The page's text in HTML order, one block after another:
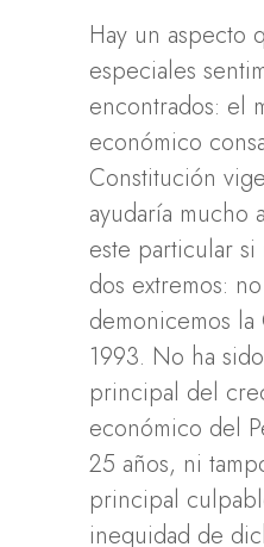
Hay un aspecto
especiales
encontrados: el
económico
Constitución
ayudaría mucho
este particular si
dos extremos:
demonicemos
1993. No ha
principal del
económico del
25 años, ni
principal
inequidad de